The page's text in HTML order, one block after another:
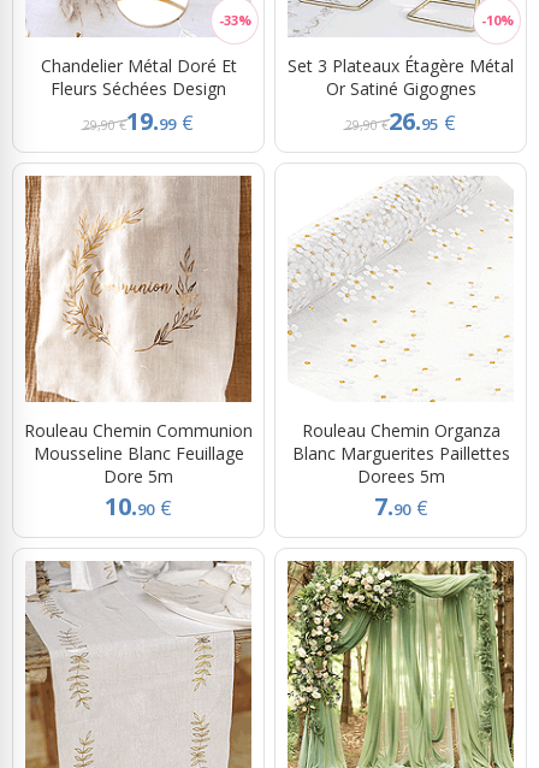
Chandelier Métal Doré Et
Fleurs Séchées Design
29,90 €19.99 €
Set 3 Plateaux Étagère Métal
Or Satiné Gigognes
29,90 €26.95 €
Rouleau Chemin Communion
Mousseline Blanc Feuillage
Dore 5m
10.90 €
Rouleau Chemin Organza
Blanc Marguerites Paillettes
Dorees 5m
7.90 €